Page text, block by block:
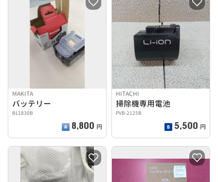
MAKITA
バッテリー
BL1830B
8,800 円
HITACHI
掃除機専用電池
PVB-2125B
5,500 円